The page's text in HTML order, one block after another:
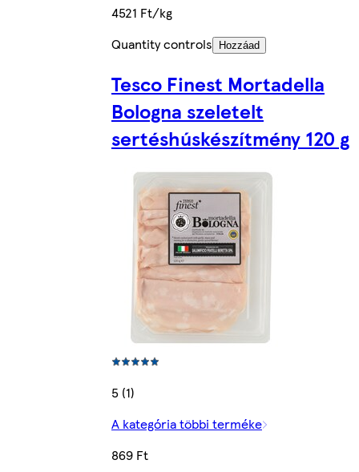
4521 Ft/kg
Quantity controls
Hozzáad
Tesco Finest Mortadella
Bologna szeletelt
sertéshúskészítmény 120 g
5 (1)
A kategória többi terméke
869 Ft